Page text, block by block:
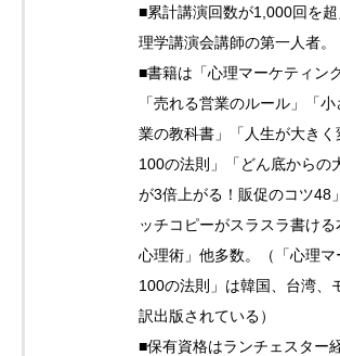
■累計講演回数が1,000回を
理学講演会講師の第一人者。
■書籍は「心理マーケティン
「売れる営業のルール」「
業の教科書」「人生が大き
100の法則」「どん底からの
が3倍上がる！販促のコツ48
ッチコピーがスラスラ書け
心理術」他多数。（「心理
100の法則」は韓国、台湾、
訳出版されている）
■保有資格はランチェスター